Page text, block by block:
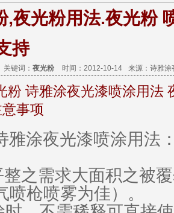
,夜光粉用法.夜光粉
持
关键词： 夜光粉 时间：2012-10-14 来源： 诗雅涂
粉 诗雅涂夜光漆喷涂用法
事项
雅涂夜光漆喷涂用法
整之需求大面积之被
喷枪喷雾为佳）。